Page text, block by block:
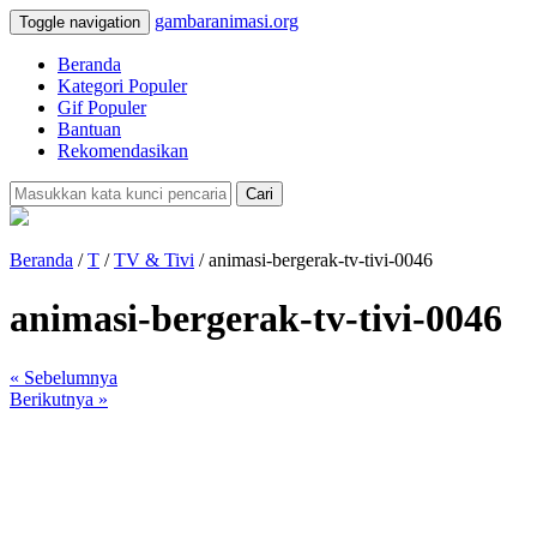
Toggle navigation gambaranimasi.org
Beranda
Kategori Populer
Gif Populer
Bantuan
Rekomendasikan
Cari
Beranda /T /TV & Tivi / animasi-bergerak-tv-tivi-0046
animasi-bergerak-tv-tivi-0046
« Sebelumnya
Berikutnya »